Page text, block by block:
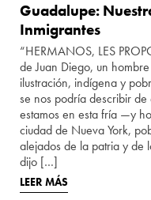
Guadalupe:
Inmigrantes
“HERMANOS, LES
de Juan Diego, un
ilustración, indígena y
se nos podría describir
estamos en esta fría —y
ciudad de Nueva York,
alejados de la patria y de
dijo […]
LEER MÁS